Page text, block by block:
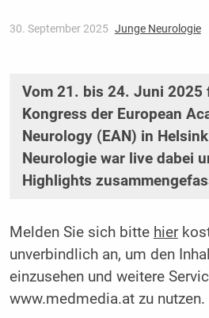
30. September 2025 Junge Neurologie
Vom 21. bis 24. Juni 2025
Kongress der European
Neurology (EAN) in
Neurologie war live dabei
Highlights
Melden Sie sich bitte hier
unverbindlich an, um den
einzusehen und weitere
www.medmedia.at zu nutzen.